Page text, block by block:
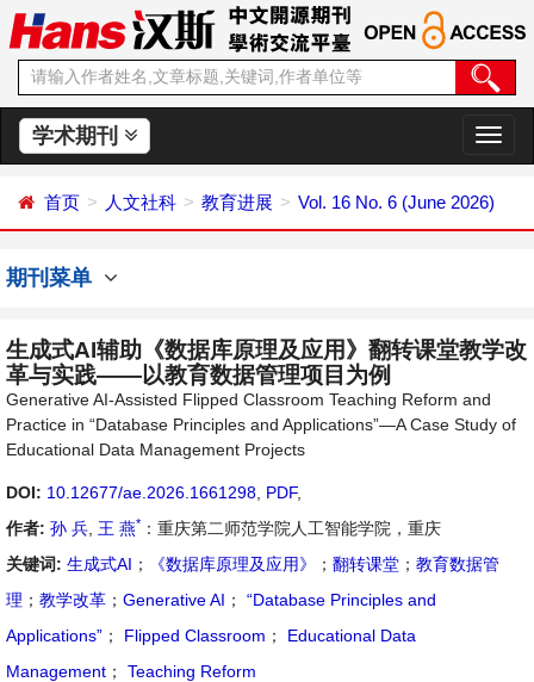
学术期刊
切
换
航
首页 人文社科 教育进展 Vol. 16 No. 6 (June 2026)
期刊菜单
生成式AI辅助《数据库原理及应用》翻转课堂教学改
革与实践——以教育数据管理项目为例
Generative AI-Assisted Flipped Classroom Teaching Reform and
Practice in “Database Principles and Applications”—A Case Study of
Educational Data Management Projects
DOI: 10.12677/ae.2026.1661298 PDF,
作者: 孙 兵 王 燕* ：重庆第二师范学院人工智能学院，重庆
关键词: 生成式AI ； 《数据库原理及应用》 ； 翻转课堂 ； 教育数据管
理 ； 教学改革 ； Generative AI ；
“Database Principles and
Applications” ； Flipped Classroom ；
Educational Data
Management ； Teaching Reform